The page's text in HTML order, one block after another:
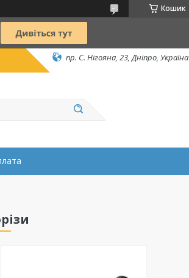
Кошик
пр. С. Нігояна, 23, Дніпро, Україна